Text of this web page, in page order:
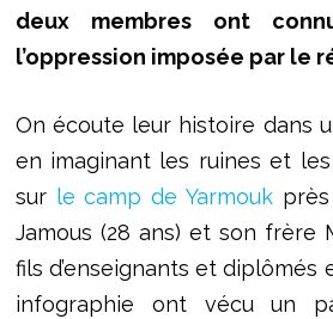
deux membres ont
l’oppression imposée par le
On écoute leur histoire dans
en imaginant les ruines et les
sur le camp de Yarmouk près
Jamous (28 ans) et son frère
fils d’enseignants et diplômés
infographie ont vécu un